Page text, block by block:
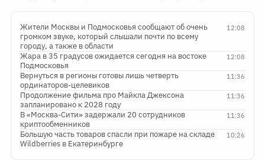
12:08
Жители Москвы и Подмосковья сообщают об очень
громком звуке, который слышали почти по всему
городу, а также в области
12:08
Жара в 35 градусов ожидается сегодня на востоке
Подмосковья
11:36
Вернуться в регионы готовы лишь четверть
ординаторов-целевиков
11:36
Продолжение фильма про Майкла Джексона
запланировано к 2028 году
11:36
В «Москва-Сити» задержали 20 сотрудников
криптообменников
10:26
Большую часть товаров спасли при пожаре на складе
Wildberries в Екатеринбурге